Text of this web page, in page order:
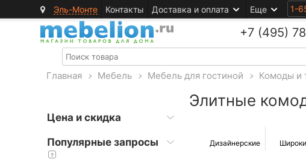
Эль-Монте Контакты Доставка и оплата Еще 1-
+7 (495)
Главная > Мебель > Мебель для гостиной > Комоды и
Цена и скидка
Популярные запросы
?
Элитные
Дизайнерские